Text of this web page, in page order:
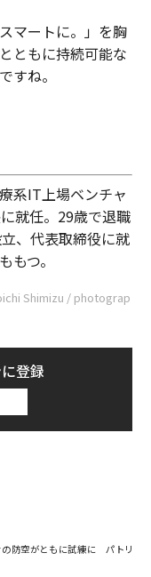
マートに。」を胸
ともに持続可能な
すね。
系IT上場ベンチャ
就任。29歳で退職
、代表取締役に就
つ。
Shimizu / photograp
登録
防空がともに試練に パトリオ